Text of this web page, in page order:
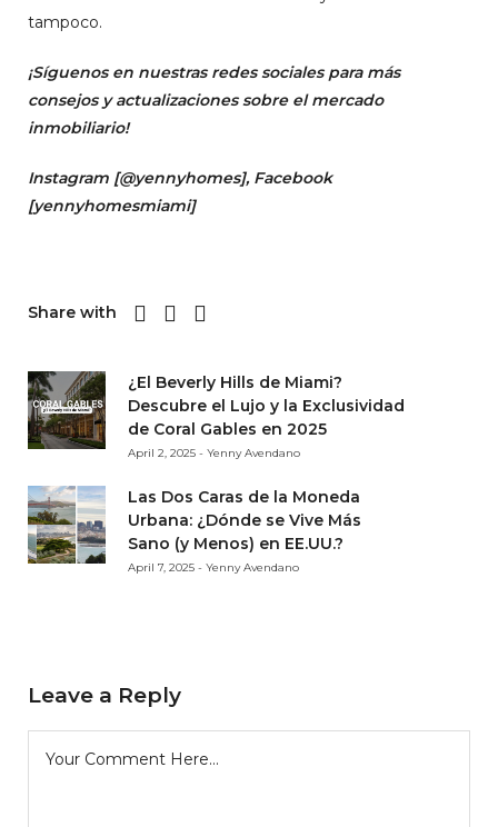
tampoco.
¡Síguenos en nuestras redes sociales para más
consejos y actualizaciones sobre el mercado
inmobiliario!
Instagram [@yennyhomes], Facebook
[yennyhomesmiami]
Share with
¿El Beverly Hills de Miami?
Descubre el Lujo y la Exclusividad
de Coral Gables en 2025
April 2, 2025 - Yenny Avendano
Las Dos Caras de la Moneda
Urbana: ¿Dónde se Vive Más
Sano (y Menos) en EE.UU.?
April 7, 2025 - Yenny Avendano
Leave a Reply